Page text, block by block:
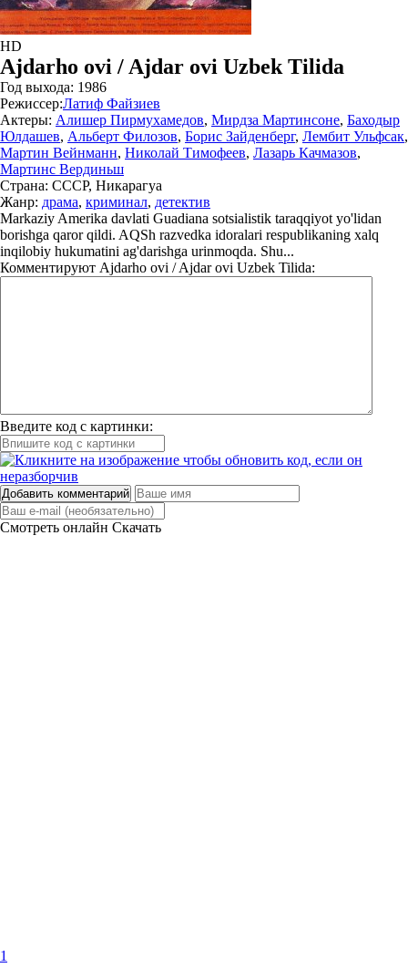
HD
Ajdarho ovi / Ajdar ovi Uzbek Tilida
Год выхода: 1986
Режиссер:Латиф Файзиев
Актеры: Алишер Пирмухамедов, Мирдза Мартинсоне, Баходыр
Юлдашев, Альберт Филозов, Борис Зайденберг, Лембит Ульфсак,
Мартин Вейнманн, Николай Тимофеев, Лазарь Качмазов,
Мартинс Вердиньш
Страна: СССР, Никарагуа
Жанр: драма, криминал, детектив
Markaziy Amerika davlati Guadiana sotsialistik taraqqiyot yo'lidan
borishga qaror qildi. AQSh razvedka idoralari respublikaning xalq
inqilobiy hukumatini ag'darishga urinmoqda. Shu...
Комментируют Ajdarho ovi / Ajdar ovi Uzbek Tilida:
Введите код с картинки:
Добавить комментарий
Смотреть онлайн Скачать
1